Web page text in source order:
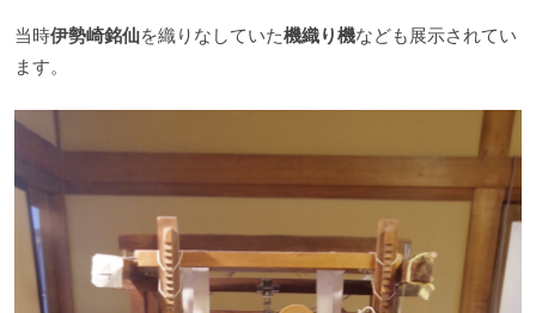
当時伊勢崎銘仙を織りなしていた機織り機なども展示されてい
ます。